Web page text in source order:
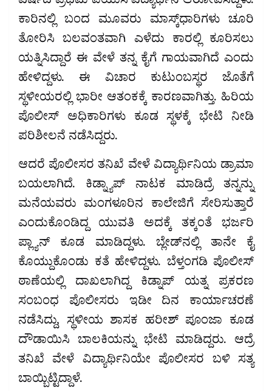
ಕಾರಿನಲ್ಲಿ ಬಂದ ಮೂವರು ಮಾಸ್ಕ್​​ಧಾರಿಗಳು ಚೂರಿ
ತೋರಿಸಿ ಬಲವಂತವಾಗಿ ಎಳೆದು ಕಾರಲ್ಲಿ ಕೂರಿಸಲು
ಯತ್ನಿಸಿದ್ದಾರೆ ಈ ವೇಳೆ ತನ್ನ ಕೈಗೆ ಗಾಯವಾಗಿದೆ ಎಂದು
ಹೇಳಿದ್ದಳು. ಈ ವಿಚಾರ ಕುಟುಂಬಸ್ಥರ ಜೊತೆಗೆ
ಸ್ಥಳೀಯರಲ್ಲಿ ಭಾರೀ ಆತಂಕಕ್ಕೆ ಕಾರಣವಾಗಿತ್ತು. ಹಿರಿಯ
ಪೊಲೀಸ್​​ ಅಧಿಕಾರಿಗಳು ಕೂಡ ಸ್ಥಳಕ್ಕೆ ಭೇಟಿ ನೀಡಿ
ಪರಿಶೀಲನೆ ನಡೆಸಿದ್ದರು.
ಆದರೆ ಪೊಲೀಸರ ತನಿಖೆ ವೇಳೆ ವಿದ್ಯಾರ್ಥಿನಿಯ ಡ್ರಾಮಾ
ಬಯಲಾಗಿದೆ. ಕಿಡ್ನ್ಯಾಪ್​​ ನಾಟಕ ಮಾಡಿದ್ರೆ ತನ್ನನ್ನು
ಮನೆಯವರು ಮಂಗಳೂರಿ‌ನ ಕಾಲೇಜಿಗೆ ಸೇರಿಸುತ್ತಾರೆ
ಎಂದುಕೊಂಡಿದ್ದ ಯುವತಿ ಅದಕ್ಕೆ ತಕ್ಕಂತೆ ಭರ್ಜರಿ
ಪ್ಲ್ಯಾನ್​​ ಕೂಡ ಮಾಡಿದ್ದಳು. ಬ್ಲೇಡ್​​ನಲ್ಲಿ ತಾನೇ ಕೈ
ಕೊಯ್ದುಕೊಂಡು ಕತೆ ಹೇಳಿದ್ದಳು. ಬೆಳ್ತಂಗಡಿ ಪೊಲೀಸ್
ಠಾಣೆಯಲ್ಲಿ ದಾಖಲಾಗಿದ್ದ ಕಿಡ್ನಾಪ್ ಯತ್ನ ಪ್ರಕರಣ
ಸಂಬಂಧ ಪೊಲೀಸರು ಇಡೀ ದಿನ ಕಾರ್ಯಾಚರಣೆ
ನಡೆಸಿದ್ದು, ಸ್ಥಳೀಯ ಶಾಸಕ ಹರೀಶ್ ಪೂಂಜಾ ಕೂಡ
ದೌಡಾಯಿಸಿ ಬಾಲಕಿಯನ್ನು ಭೇಟಿ ಮಾಡಿದ್ದರು. ಆದ್ರೆ
ತನಿಖೆ ವೇಳೆ ವಿದ್ಯಾರ್ಥಿನಿಯೇ ಪೊಲೀಸರ ಬಳಿ ಸತ್ಯ
ಬಾಯ್ಬಿಟ್ಟಿದ್ದಾಳೆ.